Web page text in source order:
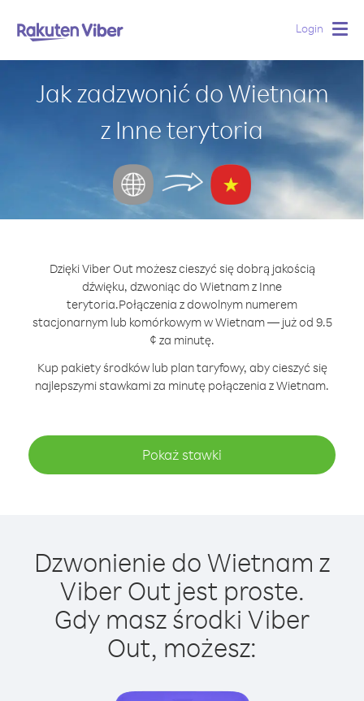
Login
Jak zadzwonić do Wietnam
z Inne terytoria
Dzięki Viber Out możesz cieszyć się dobrą jakością
dźwięku, dzwoniąc do Wietnam z Inne
terytoria.Połączenia z dowolnym numerem
stacjonarnym lub komórkowym w Wietnam — już od 9.5
¢ za minutę.
Kup pakiety środków lub plan taryfowy, aby cieszyć się
najlepszymi stawkami za minutę połączenia z Wietnam.
Pokaż stawki
Dzwonienie do Wietnam z
Viber Out jest proste.
Gdy masz środki Viber
Out, możesz: